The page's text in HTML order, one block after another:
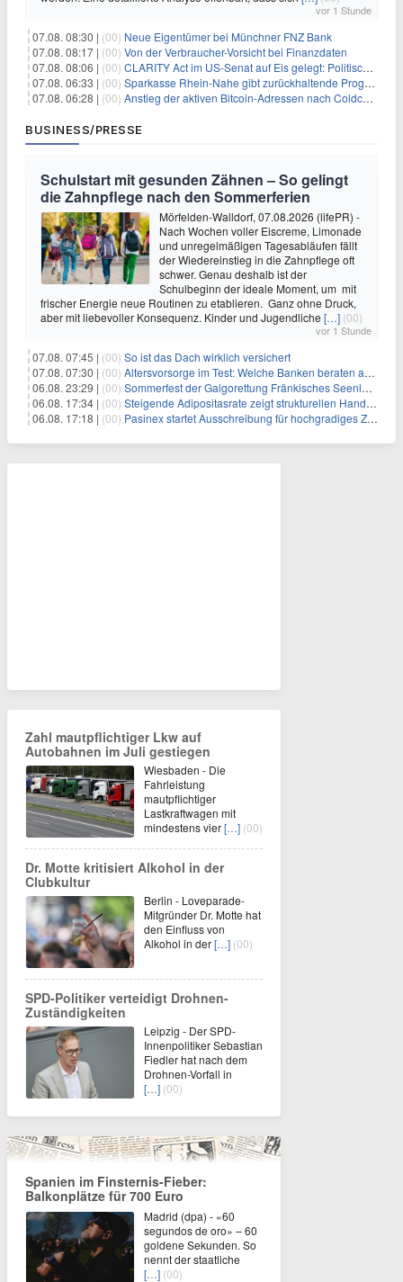
vor 1 Stunde
07.08. 08:30 | (00) Neue Eigentümer bei Münchner FNZ Bank
07.08. 08:17 | (00) Von der Verbraucher-Vorsicht bei Finanzdaten
07.08. 08:06 | (00) CLARITY Act im US-Senat auf Eis gelegt: Politische Differenzen verzögern Krypto-Gesetzgebung bis September
07.08. 06:33 | (00) Sparkasse Rhein-Nahe gibt zurückhaltende Prognose
07.08. 06:28 | (00) Anstieg der aktiven Bitcoin-Adressen nach Coldcard-Panik
BUSINESS/PRESSE
Schulstart mit gesunden Zähnen – So gelingt
die Zahnpflege nach den Sommerferien
Mörfelden-Walldorf, 07.08.2026 (lifePR) -
Nach Wochen voller Eiscreme, Limonade
und unregelmäßigen Tagesabläufen fällt
der Wiedereinstieg in die Zahnpflege oft
schwer. Genau deshalb ist der
Schulbeginn der ideale Moment, um mit
frischer Energie neue Routinen zu etablieren. Ganz ohne Druck,
aber mit liebevoller Konsequenz. Kinder und Jugendliche […] (00)
vor 1 Stunde
07.08. 07:45 | (00) So ist das Dach wirklich versichert
07.08. 07:30 | (00) Altersvorsorge im Test: Welche Banken beraten am besten?
06.08. 23:29 | (00) Sommerfest der Galgorettung Fränkisches Seenland und Hundespieltag
06.08. 17:34 | (00) Steigende Adipositasrate zeigt strukturellen Handlungsbedarf bei der Ernährung schulpflichtiger Kinder
06.08. 17:18 | (00) Pasinex startet Ausschreibung für hochgradiges Zinksulfidkonzentrat mit Germanium- und Silbergehalten und stellt ein Betriebsupdate bereit
Zahl mautpflichtiger Lkw auf
Autobahnen im Juli gestiegen
Wiesbaden - Die
Fahrleistung
mautpflichtiger
Lastkraftwagen mit
mindestens vier[…] (00)
Dr. Motte kritisiert Alkohol in der
Clubkultur
Berlin - Loveparade-
Mitgründer Dr. Motte hat
den Einfluss von
Alkohol in der[…] (00)
SPD-Politiker verteidigt Drohnen-
Zuständigkeiten
Leipzig - Der SPD-
Innenpolitiker Sebastian
Fiedler hat nach dem
Drohnen-Vorfall in
[…] (00)
Spanien im Finsternis-Fieber:
Balkonplätze für 700 Euro
Madrid (dpa) - «60
segundos de oro» – 60
goldene Sekunden. So
nennt der staatliche
[…] (00)